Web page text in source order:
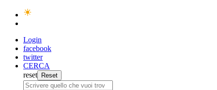
Login
facebook
twitter
CERCA
reset